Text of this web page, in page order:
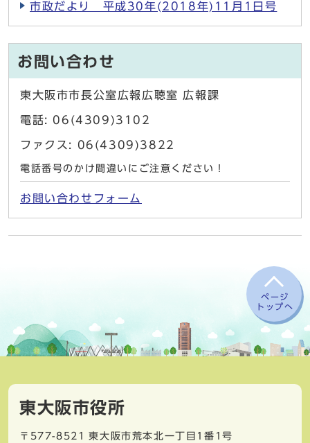
市政だより 平成30年(2018年)11月1日号
お問い合わせ
東大阪市市長公室広報広聴室 広報課
電話: 06(4309)3102
ファクス: 06(4309)3822
電話番号のかけ間違いにご注意ください！
お問い合わせフォーム
ページ
トップへ
東大阪市役所
〒577-8521 東大阪市荒本北一丁目1番1号